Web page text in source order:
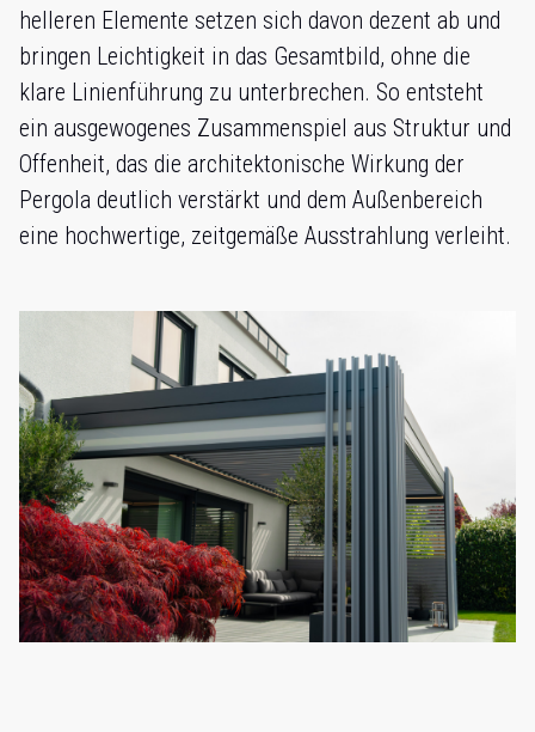
helleren Elemente setzen sich davon dezent ab und
bringen Leichtigkeit in das Gesamtbild, ohne die
klare Linienführung zu unterbrechen. So entsteht
ein ausgewogenes Zusammenspiel aus Struktur und
Offenheit, das die architektonische Wirkung der
Pergola deutlich verstärkt und dem Außenbereich
eine hochwertige, zeitgemäße Ausstrahlung verleiht.